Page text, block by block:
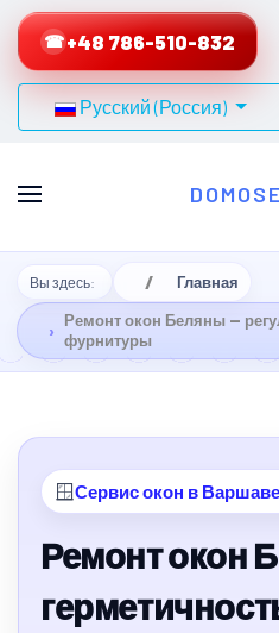
☎ +48 786-510-832
Выберите язык
Русский (Россия)
Вы здесь: Главная
Ремонт окон Беляны —
фурнитуры
🪟Сервис окон в
Ремонт окон